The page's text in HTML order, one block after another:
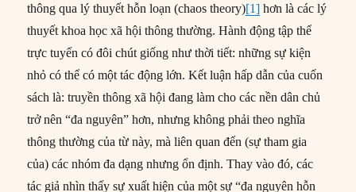
thông qua lý thuyết hỗn loạn (chaos theory)[1] hơn là các lý
thuyết khoa học xã hội thông thường. Hành động tập thể
trực tuyến có đôi chút giống như thời tiết: những sự kiện
nhỏ có thể có một tác động lớn. Kết luận hấp dẫn của cuốn
sách là: truyền thông xã hội đang làm cho các nền dân chủ
trở nên “đa nguyên” hơn, nhưng không phải theo nghĩa
thông thường của từ này, mà liên quan đến (sự tham gia
của) các nhóm đa dạng nhưng ổn định. Thay vào đó, các
tác giả nhìn thấy sự xuất hiện của một sự “đa nguyên hỗn